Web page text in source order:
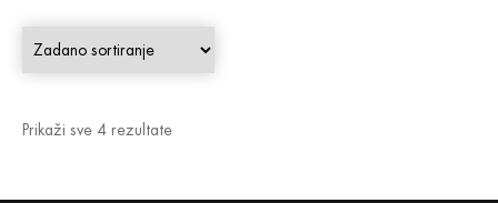
Prikaži sve 4 rezultate